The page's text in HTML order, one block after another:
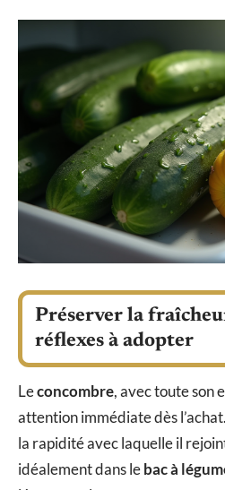
Préserver la
réflexes à adopter
Leconcombre, avec toute son
attention immédiate dès
la rapidité avec laquelle il
idéalement dans lebac à